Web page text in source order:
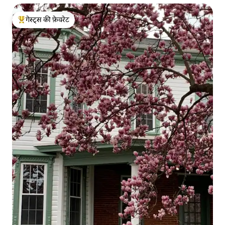
गेस्ट्स का टॉप फ़ेवरेट
गेस्ट्स की फ़ेवरेट